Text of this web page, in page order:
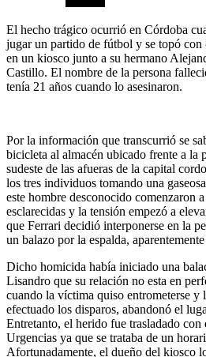
El hecho trágico ocurrió en Córdoba
jugar un partido de fútbol y se topó con
en un kiosco junto a su hermano
Castillo. El nombre de la persona
tenía 21 años cuando lo asesinaron.
Por la información que transcurrió se
bicicleta al almacén ubicado frente a la
sudeste de las afueras de la capital
los tres individuos tomando una
este hombre desconocido comenzaron
esclarecidas y la tensión empezó a
que Ferrari decidió interponerse en la
un balazo por la espalda,
Dicho homicida había iniciado una
Lisandro que su relación no esta en
cuando la víctima quiso entrometerse y
efectuado los disparos, abandonó el
Entretanto, el herido fue trasladado con
Urgencias ya que se trataba de un
Afortunadamente, el dueño del kiosco